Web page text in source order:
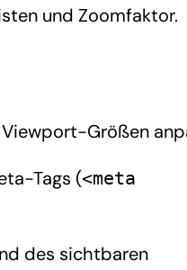
und Zoomfaktor.
Größen
Tags (<meta
des sichtbaren